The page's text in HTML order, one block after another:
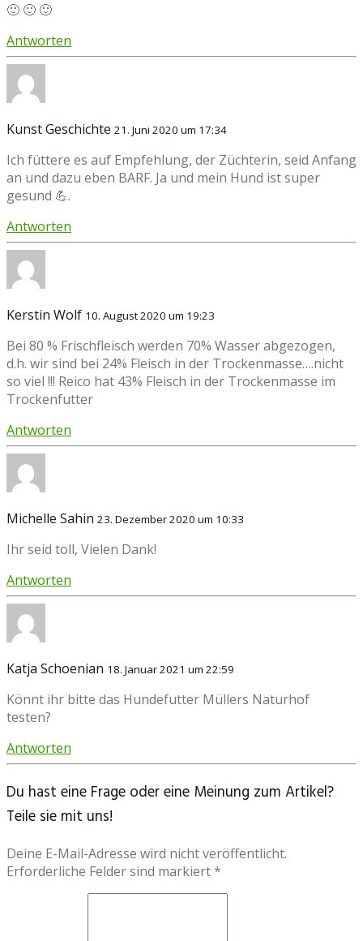
🙂 🙂 🙂
Antworten
Kunst Geschichte 21. Juni 2020 um 17:34
Ich füttere es auf Empfehlung, der Züchterin, seid Anfang
an und dazu eben BARF. Ja und mein Hund ist super
gesund 💪.
Antworten
Kerstin Wolf 10. August 2020 um 19:23
Bei 80 % Frischfleisch werden 70% Wasser abgezogen,
d.h. wir sind bei 24% Fleisch in der Trockenmasse….nicht
so viel !!! Reico hat 43% Fleisch in der Trockenmasse im
Trockenfutter
Antworten
Michelle Sahin 23. Dezember 2020 um 10:33
Ihr seid toll, Vielen Dank!
Antworten
Katja Schoenian 18. Januar 2021 um 22:59
Könnt ihr bitte das Hundefutter Müllers Naturhof
testen?
Antworten
Du hast eine Frage oder eine Meinung zum Artikel?
Teile sie mit uns!
Deine E-Mail-Adresse wird nicht veröffentlicht.
Erforderliche Felder sind markiert *